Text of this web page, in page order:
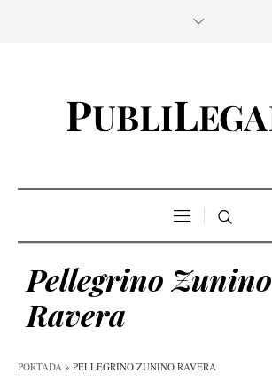
Pellegrino Zunino
Ravera
PORTADA » PELLEGRINO ZUNINO RAVERA